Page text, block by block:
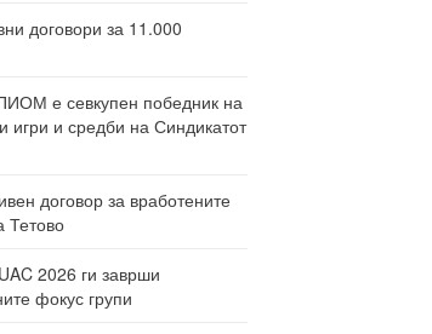
договори за 11.000
е севкупен победник на
игри и средби на Синдикатот
договор за вработените
Тетово
2026 ги заврши
фокус групи